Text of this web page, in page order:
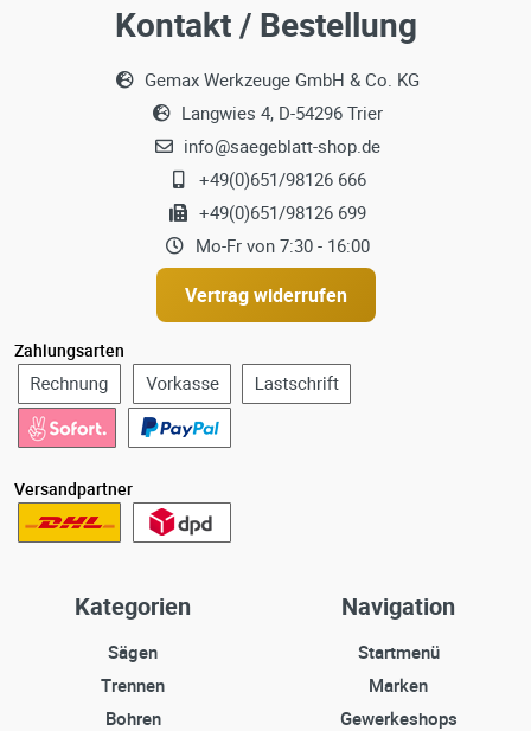
Kontakt / Bestellung
Gemax Werkzeuge GmbH & Co. KG
Langwies 4, D-54296 Trier
info@saegeblatt-shop.de
+49(0)651/98126 666
+49(0)651/98126 699
Mo-Fr von 7:30 - 16:00
Vertrag widerrufen
Zahlungsarten
Versandpartner
Kategorien
Sägen
Trennen
Bohren
Navigation
Startmenü
Marken
Gewerkeshops